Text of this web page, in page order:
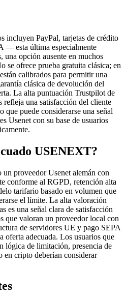
incluyen PayPal, tarjetas de crédito
— esta última especialmente
una opción ausente en muchos
se ofrece prueba gratuita clásica; en
calibrados para permitir una
clásica de devolución del
La alta puntuación Trustpilot de
refleja una satisfacción del cliente
que puede considerarse una señal
Usenet con su base de usuarios
USENEXT?
proveedor Usenet alemán con
conforme al RGPD, retención alta
tarifario basado en volumen que
el límite. La alta valoración
es una señal clara de satisfacción
que valoran un proveedor local con
de servidores UE y pago SEPA
adecuada. Los usuarios que
lógica de limitación, presencia de
en cripto deberían considerar